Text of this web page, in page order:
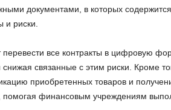
до­ку­мен­та­ми, в ко­то­рых
и риски.
пе­ре­ве­сти все кон­трак­ты в циф­ро­вую
свя­зан­ные с этим риски. Кроме
при­об­ре­тен­ных то­ва­ров и
фи­нан­со­вым учре­жде­ни­ям